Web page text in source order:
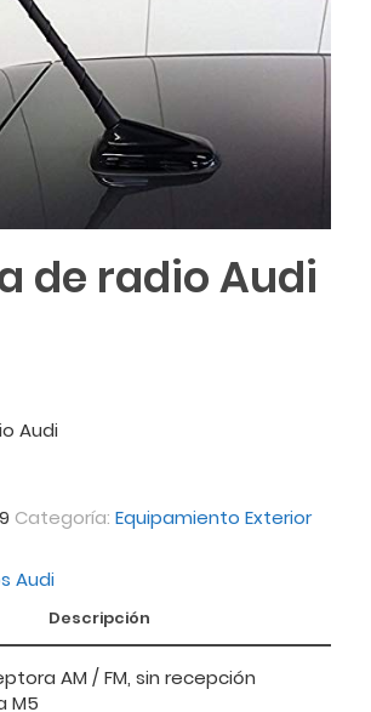
de radio Audi
Audi
Categoría: Equipamiento Exterior
Audi
Descripción
AM / FM, sin recepción
M5